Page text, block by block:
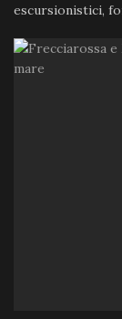
escursionistici,